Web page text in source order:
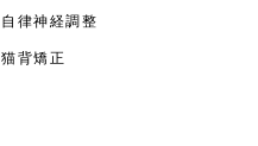
自律神経調整
猫背矯正